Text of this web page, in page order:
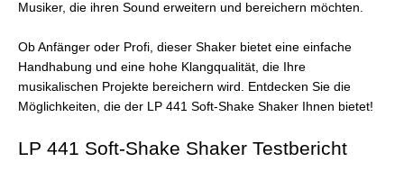
Musiker, die ihren Sound erweitern und bereichern möchten.
Ob Anfänger oder Profi, dieser Shaker bietet eine einfache
Handhabung und eine hohe Klangqualität, die Ihre
musikalischen Projekte bereichern wird. Entdecken Sie die
Möglichkeiten, die der LP 441 Soft-Shake Shaker Ihnen bietet!
LP 441 Soft-Shake Shaker Testbericht